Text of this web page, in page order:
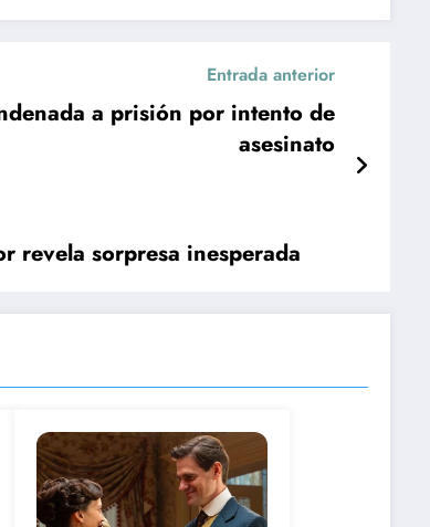
Entrada anterior
a prisión por intento de
asesinato
revela sorpresa inesperada